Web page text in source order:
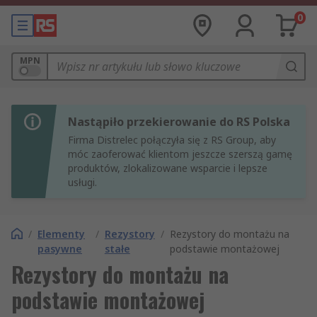
0
MPN
Nastąpiło przekierowanie do RS Polska
Firma Distrelec połączyła się z RS Group, aby
móc zaoferować klientom jeszcze szerszą gamę
produktów, zlokalizowane wsparcie i lepsze
usługi.
/ Elementy
pasywne
/ Rezystory
stałe
/ Rezystory do montażu na
podstawie montażowej
Rezystory do montażu na
podstawie montażowej